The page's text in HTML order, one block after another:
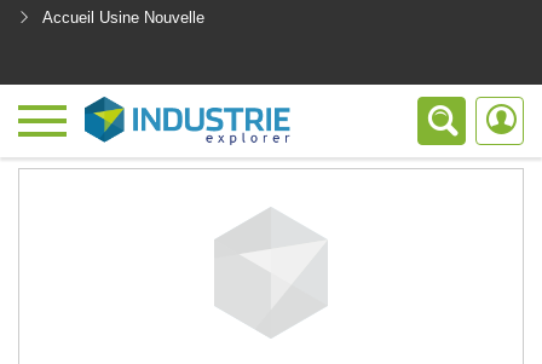
Accueil Usine Nouvelle